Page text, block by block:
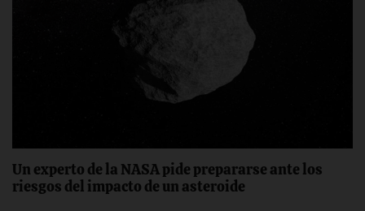
Un experto de la NASA pide prepararse ante los
riesgos del impacto de un asteroide